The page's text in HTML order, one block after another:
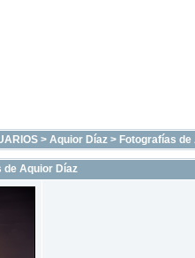
> Aquior Díaz > Fotografías de
de Aquior Díaz